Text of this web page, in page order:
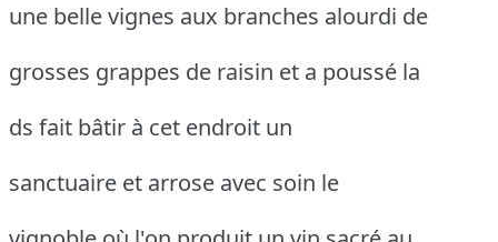
une belle vignes aux branches alourdi de
grosses grappes de raisin et a poussé la
ds fait bâtir à cet endroit un
sanctuaire et arrose avec soin le